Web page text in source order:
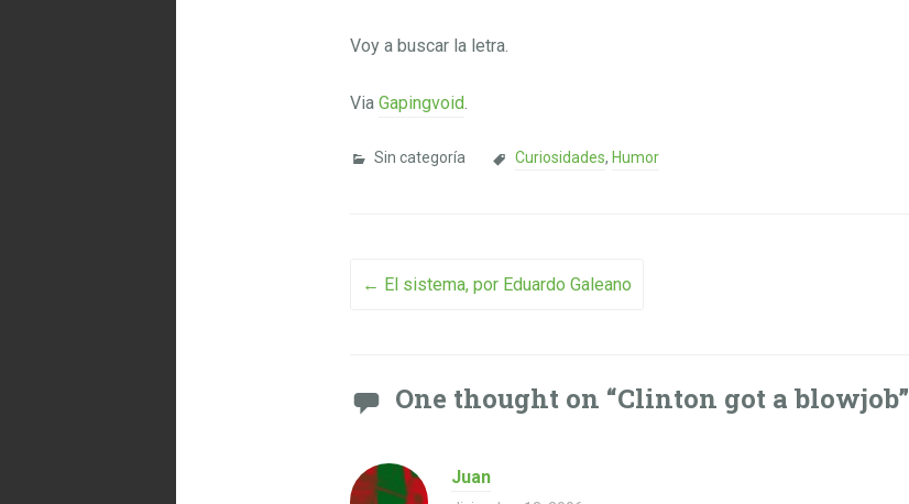
Voy a buscar la letra.
Via Gapingvoid.
Sin categoría Curiosidades, Humor
Post navigation
← El sistema, por Eduardo Galeano
One thought on “Clinton got a blowjob”
Juan